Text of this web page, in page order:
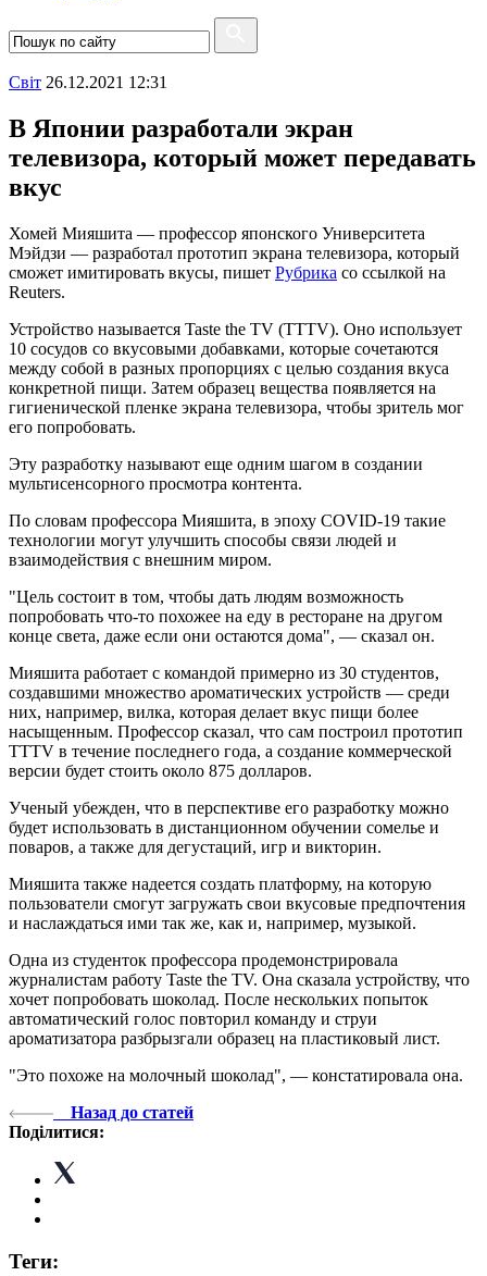
Свiт 26.12.2021 12:31
В Японии разработали экран
телевизора, который может передавать
вкус
Хомей Мияшита — профессор японского Университета
Мэйдзи — разработал прототип экрана телевизора, который
сможет имитировать вкусы, пишет Рубрика со ссылкой на
Reuters.
Устройство называется Taste the TV (TTTV). Оно использует
10 сосудов со вкусовыми добавками, которые сочетаются
между собой в разных пропорциях с целью создания вкуса
конкретной пищи. Затем образец вещества появляется на
гигиенической пленке экрана телевизора, чтобы зритель мог
его попробовать.
Эту разработку называют еще одним шагом в создании
мультисенсорного просмотра контента.
По словам профессора Мияшита, в эпоху COVID-19 такие
технологии могут улучшить способы связи людей и
взаимодействия с внешним миром.
"Цель состоит в том, чтобы дать людям возможность
попробовать что-то похожее на еду в ресторане на другом
конце света, даже если они остаются дома", — сказал он.
Мияшита работает с командой примерно из 30 студентов,
создавшими множество ароматических устройств — среди
них, например, вилка, которая делает вкус пищи более
насыщенным. Профессор сказал, что сам построил прототип
TTTV в течение последнего года, а создание коммерческой
версии будет стоить около 875 долларов.
Ученый убежден, что в перспективе его разработку можно
будет использовать в дистанционном обучении сомелье и
поваров, а также для дегустаций, игр и викторин.
Мияшита также надеется создать платформу, на которую
пользователи смогут загружать свои вкусовые предпочтения
и наслаждаться ими так же, как и, например, музыкой.
Одна из студенток профессора продемонстрировала
журналистам работу Taste the TV. Она сказала устройству, что
хочет попробовать шоколад. После нескольких попыток
автоматический голос повторил команду и струи
ароматизатора разбрызгали образец на пластиковый лист.
"Это похоже на молочный шоколад", — констатировала она.
Назад до статей
Поділитися:
Теги: